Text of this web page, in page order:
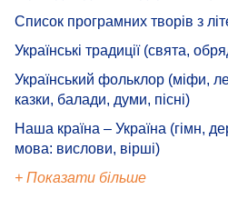
Список програмних творів з
Українські традиції (свята,
Український фольклор (міфи,
казки, балади, думи, пісні)
Наша країна – Україна (гімн,
мова: вислови, вірші)
+ Показати більше